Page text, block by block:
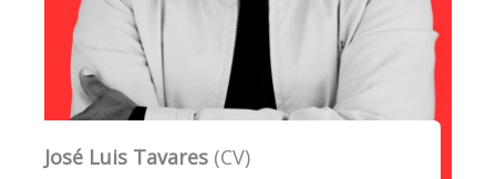
José Luis Tavares (CV)